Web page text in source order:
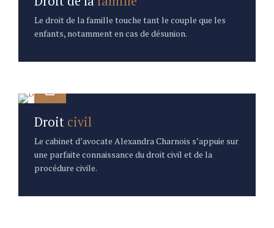
Le droit de la famille touche tant le couple que les
enfants, notamment en cas de désunion.
Droit civil
Le cabinet d’avocate Alexandra Charnois s’appuie sur
une parfaite connaissance du droit civil et de la
procédure civile.